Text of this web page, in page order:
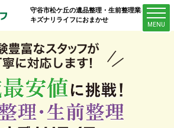
守谷市松ケ丘の遺品整理・生前整理業者は
キズナリライフにおまかせ